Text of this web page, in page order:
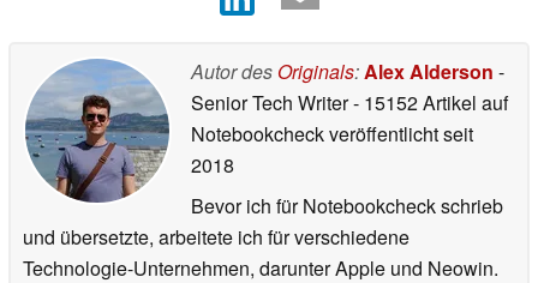
Autor des Originals:Alex Alderson -
Senior Tech Writer- 15152 Artikel auf
Notebookcheck veröffentlichtseit
2018
Bevor ich für Notebookcheck schrieb
und übersetzte, arbeitete ich für verschiedene
Technologie-Unternehmen, darunter Apple und Neowin.